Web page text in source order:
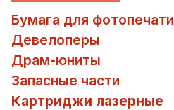
Бумага для фотопечати
Девелоперы
Драм-юниты
Запасные части
Картриджи лазерные